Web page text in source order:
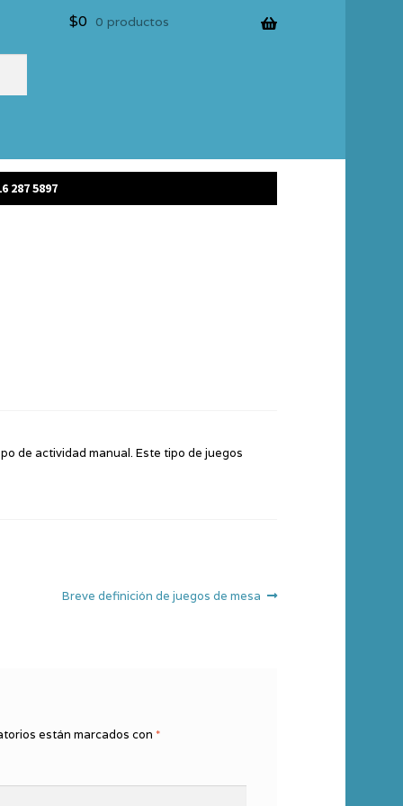
$0 0 productos
287 5897
de actividad manual. Este tipo de juegos
Siguiente:
Breve definición de juegos de mesa
están marcados con *